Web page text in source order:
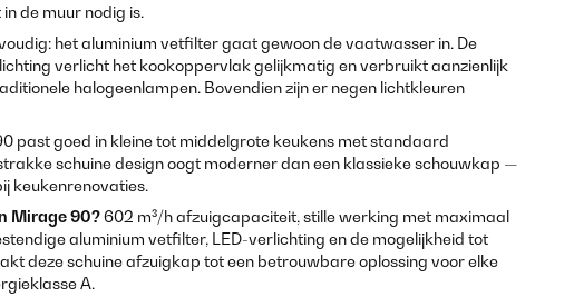
de muur nodig is.
het aluminium vetfilter gaat gewoon de vaatwasser in. De
verlicht het kookoppervlak gelijkmatig en verbruikt aanzienlijk
halogeenlampen. Bovendien zijn er negen lichtkleuren
past goed in kleine tot middelgrote keukens met standaard
schuine design oogt moderner dan een klassieke schouwkap —
keukenrenovaties.
Mirage 90?602 m³/h afzuigcapaciteit, stille werking met maximaal
aluminium vetfilter, LED-verlichting en de mogelijkheid tot
deze schuine afzuigkap tot een betrouwbare oplossing voor elke
A.